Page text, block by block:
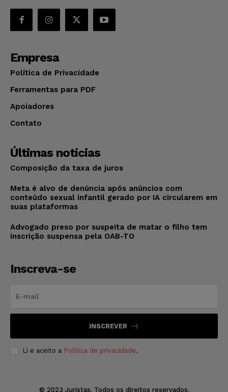
Empresa
Política de Privacidade
Ferramentas para PDF
Apoiadores
Contato
Últimas notícias
Composição da taxa de juros
Meta é alvo de denúncia após anúncios com
conteúdo sexual infantil gerado por IA circularem em
suas plataformas
Advogado preso por suspeita de matar o filho tem
inscrição suspensa pela OAB-TO
Inscreva-se
INSCREVER
Li e aceito a Política de privacidade.
© 2023 Juristas. Todos os direitos reservados.